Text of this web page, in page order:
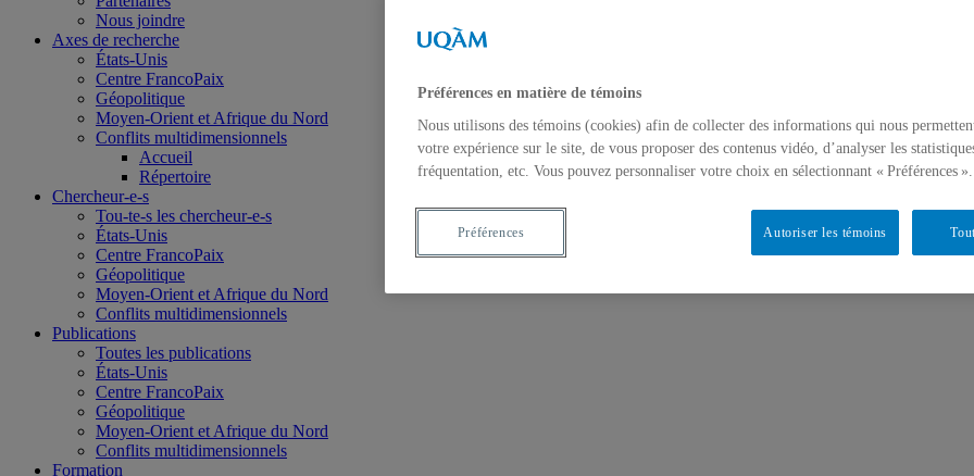
Nous joindre
Axes de recherche
États-Unis
Centre FrancoPaix
Géopolitique
Moyen-Orient et Afrique du Nord
Conflits multidimensionnels
Accueil
Répertoire
Chercheur-e-s
Tou-te-s les chercheur-e-s
États-Unis
Centre FrancoPaix
Géopolitique
Moyen-Orient et Afrique du Nord
Conflits multidimensionnels
Publications
Toutes les publications
États-Unis
Centre FrancoPaix
Géopolitique
Moyen-Orient et Afrique du Nord
Conflits multidimensionnels
Formation
Préférences en matière de témoins
Nous utilisons des témoins (cookies) afin de collecter des informations qui nous
votre expérience sur le site, de vous proposer des contenus vidéo, d’analyser les
fréquentation, etc. Vous pouvez personnaliser votre choix en sélectionnant « Préférences ».
Autoriser les témoins
Préférences